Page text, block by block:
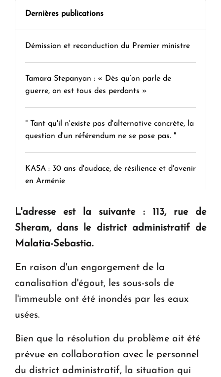
Dernières publications
Démission et reconduction du Premier ministre
Tamara Stepanyan : « Dès qu’on parle de
guerre, on est tous des perdants »
" Tant qu'il n'existe pas d'alternative concrète, la
question d'un référendum ne se pose pas. "
KASA : 30 ans d'audace, de résilience et d'avenir
en Arménie
Le premier hôtel Hyatt Regency d'Arménie
ouvrira ses portes à Dilijan
L'adresse est la suivante : 113, rue de
Sheram, dans le district administratif de
Malatia-Sebastia.
En raison d'un engorgement de la
canalisation d'égout, les sous-sols de
l'immeuble ont été inondés par les eaux
usées.
Bien que la résolution du problème ait été
prévue en collaboration avec le personnel
du district administratif, la situation qui